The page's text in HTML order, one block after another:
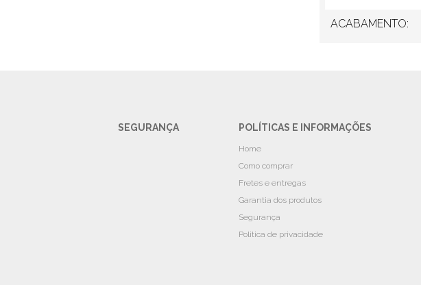
ACABAMENTO:
SEGURANÇA POLÍTICAS E INFORMAÇÕES
Home
Como comprar
Fretes e entregas
Garantia dos produtos
Segurança
Politica de privacidade